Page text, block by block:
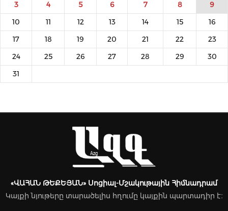
3 4 5 6 7 8 9
10 11 12 13 14 15 16
17 18 19 20 21 22 23
24 25 26 27 28 29 30
31
«ՎԱՀԱՆ ԹԵՔԵՅԱՆ» Սոցիալ-Մշակութային Հիմնադրամ
Կայքի նյութերը տարածելիս հղումը կայքին պարտադիր է։